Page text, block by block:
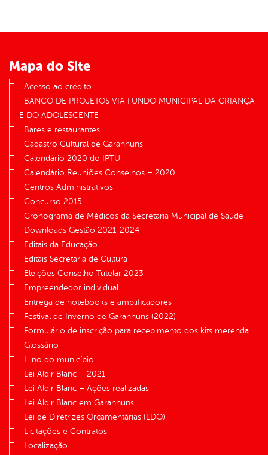
Mapa do Site
Acesso ao crédito
BANCO DE PROJETOS VIA FUNDO MUNICIPAL DA CRIANÇA
E DO ADOLESCENTE
Bares e restaurantes
Cadastro Cultural de Garanhuns
Calendário 2020 do IPTU
Calendário Reuniões Conselhos – 2020
Centros Administrativos
Concurso 2015
Cronograma de Médicos da Secretaria Municipal de Saúde
Downloads Gestão 2021-2024
Editais da Educação
Editais Secretaria de Cultura
Eleições Conselho Tutelar 2023
Empreendedor individual
Entrega de notebooks e amplificadores
Festival de Inverno de Garanhuns (2022)
Formulário de inscrição para recebimento dos kits merenda
Glossário
Hino do município
Lei Aldir Blanc – 2021
Lei Aldir Blanc – Ações realizadas
Lei Aldir Blanc em Garanhuns
Lei de Diretrizes Orçamentárias (LDO)
Licitações e Contratos
Localização